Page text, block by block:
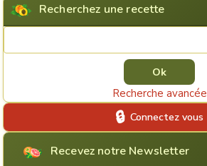
Recherchez une recette
Recherche avancée
Connectez vous
Recevez notre Newsletter